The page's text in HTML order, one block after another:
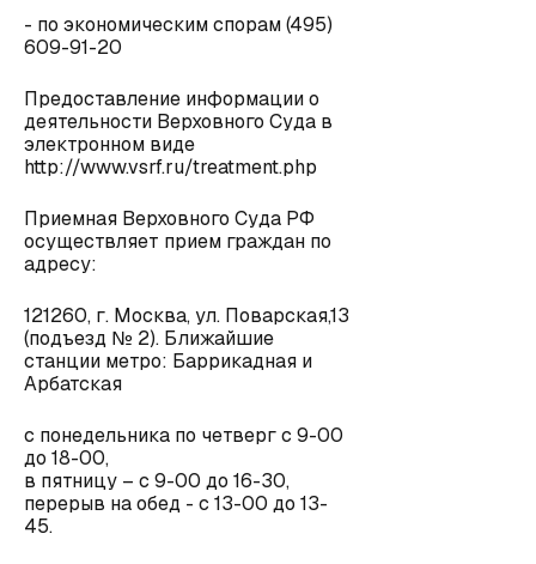
- по экономическим спорам (495)
609-91-20
Предоставление информации о
деятельности Верховного Суда в
электронном виде
http://www.vsrf.ru/treatment.php
Приемная Верховного Суда РФ
осуществляет прием граждан по
адресу:
121260, г. Москва, ул. Поварская,13
(подъезд № 2). Ближайшие
станции метро: Баррикадная и
Арбатская
с понедельника по четверг с 9-00
до 18-00,
в пятницу – с 9-00 до 16-30,
перерыв на обед - с 13-00 до 13-
45.